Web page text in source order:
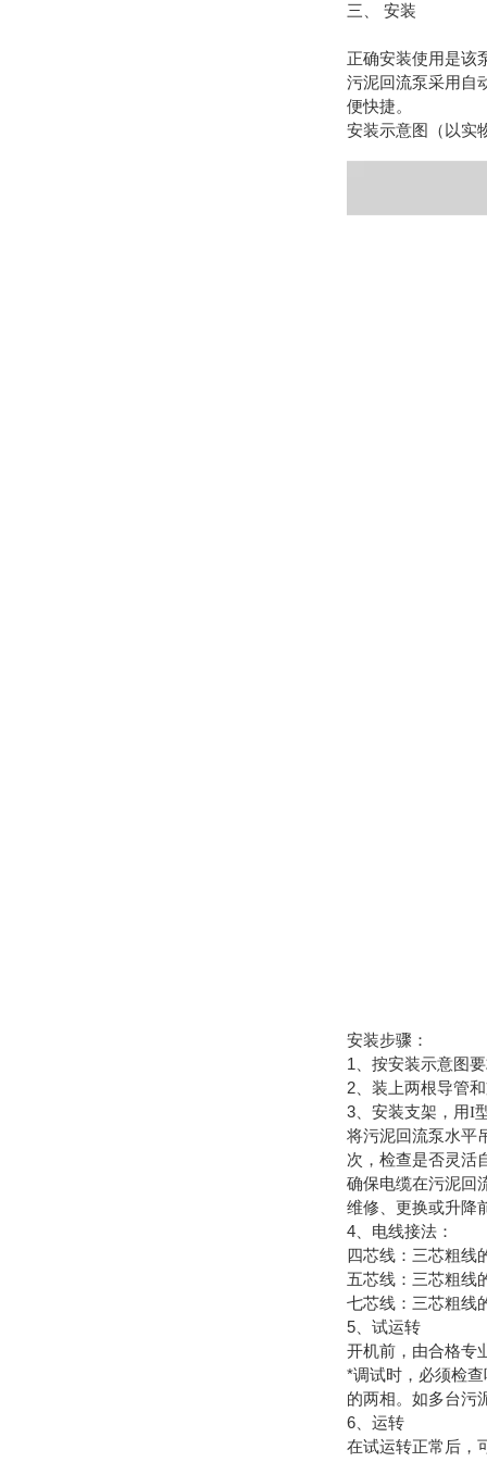
三、 安装
正确安装使用是该
污泥回流泵采用自
便快捷。
安装示意图（以实
安装步骤：
1 、按安装示意图
2 、装上两根导管
3 、安装支架，用I
将污泥回流泵水平
次，检查是否灵活
确保电缆在污泥回
维修、更换或升降
4 、电
四芯线：三芯粗线
五芯线：三芯粗线
七芯线：三芯粗线
5 、试运转
开机前，由合格专
*调试时，必须检
的两相。如多台污
6 、运转
在试运转正常后，